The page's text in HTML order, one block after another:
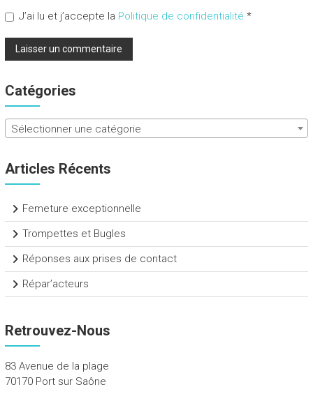
J’ai lu et j’accepte la Politique de confidentialité *
Catégories
Sélectionner une catégorie
Articles Récents
Femeture exceptionnelle
Trompettes et Bugles
Réponses aux prises de contact
Répar’acteurs
Retrouvez-Nous
83 Avenue de la plage
70170 Port sur Saône